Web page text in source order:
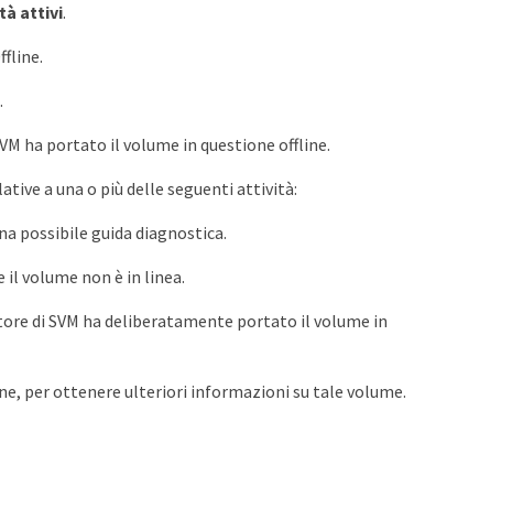
attivi.
ha portato il volume in questione offline.
a una o più delle seguenti attività:
possibile guida diagnostica.
volume non è in linea.
di SVM ha deliberatamente portato il volume in
per ottenere ulteriori informazioni su tale volume.